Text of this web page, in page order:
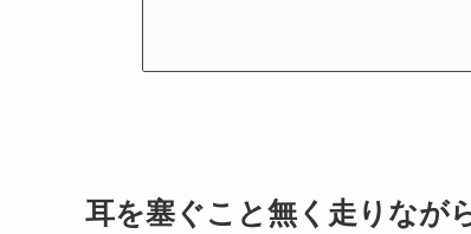
耳を塞ぐこと無く走りなが